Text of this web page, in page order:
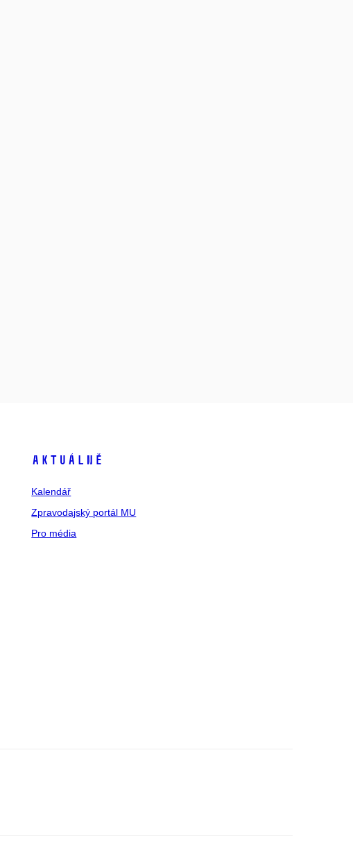
Aktuálně
Kalendář
Zpravodajský portál MU
Pro média